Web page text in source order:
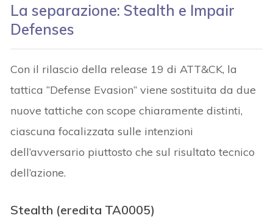
La separazione: Stealth e Impair
Defenses
Con il rilascio della release 19 di ATT&CK, la
tattica “Defense Evasion” viene sostituita da due
nuove tattiche con scope chiaramente distinti,
ciascuna focalizzata sulle intenzioni
dell’avversario piuttosto che sul risultato tecnico
dell’azione.
Stealth (eredita TA0005)